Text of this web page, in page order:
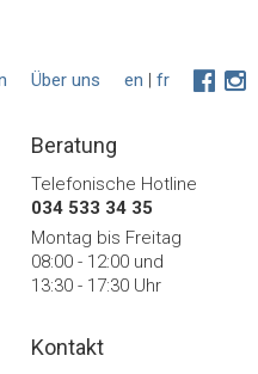
en | fr
Über uns
Beratung
Telefonische Hotline
034 533 34 35
Montag bis Freitag
08:00 - 12:00 und
13:30 - 17:30 Uhr
Kontakt